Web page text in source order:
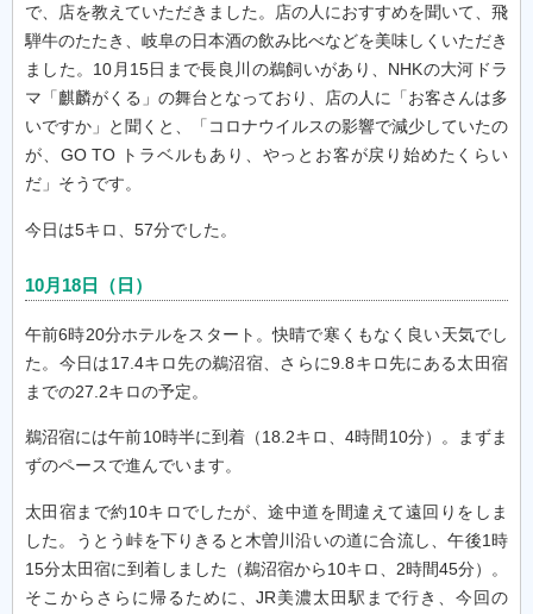
で、店を教えていただきました。店の人におすすめを聞いて、飛
騨牛のたたき、岐阜の日本酒の飲み比べなどを美味しくいただき
ました。10月15日まで長良川の鵜飼いがあり、NHKの大河ドラ
マ「麒麟がくる」の舞台となっており、店の人に「お客さんは多
いですか」と聞くと、「コロナウイルスの影響で減少していたの
が、GO TO トラベルもあり、やっとお客が戻り始めたくらい
だ」そうです。
今日は5キロ、57分でした。
10月18日（日）
午前6時20分ホテルをスタート。快晴で寒くもなく良い天気でし
た。今日は17.4キロ先の鵜沼宿、さらに9.8キロ先にある太田宿
までの27.2キロの予定。
鵜沼宿には午前10時半に到着（18.2キロ、4時間10分）。まずま
ずのペースで進んでいます。
太田宿まで約10キロでしたが、途中道を間違えて遠回りをしま
した。うとう峠を下りきると木曽川沿いの道に合流し、午後1時
15分太田宿に到着しました（鵜沼宿から10キロ、2時間45分）。
そこからさらに帰るために、JR美濃太田駅まで行き、今回の